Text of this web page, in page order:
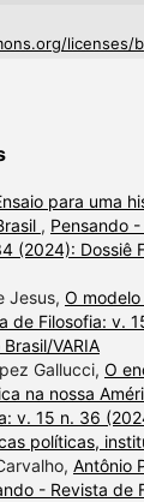
licenses/
para uma
, Pensando
(2024): Dossiê
Jesus, O
de Filosofia: v.
VARIA
Gallucci, O
na nossa
v. 15 n. 36
políticas,
Antônio
- Revista de